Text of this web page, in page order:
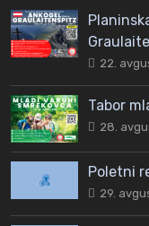
22.
Tabor
28.
Poletni
29.